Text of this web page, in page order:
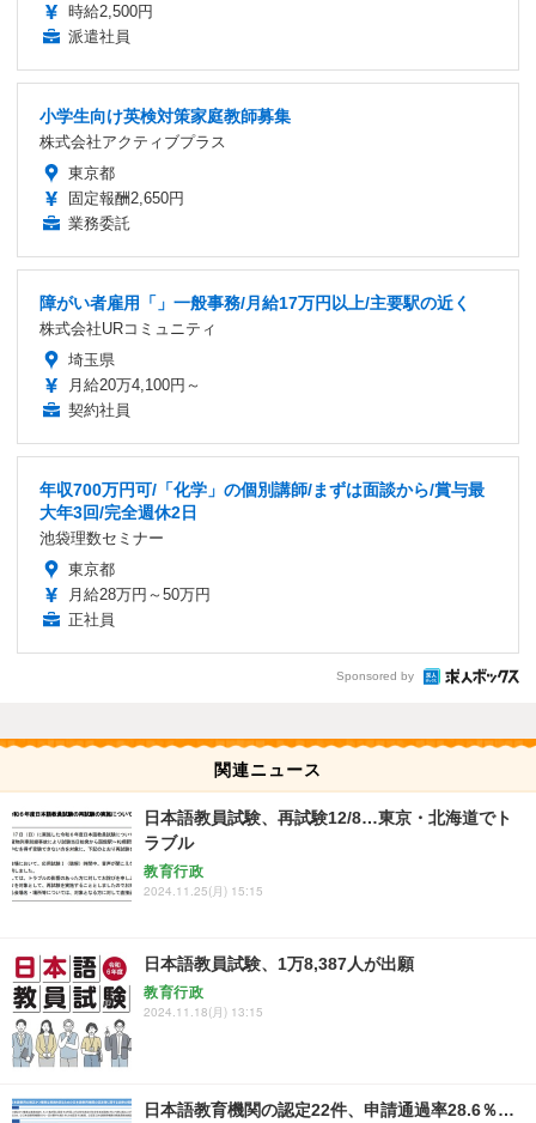
時給2,500円
派遣社員
小学生向け英検対策家庭教師募集
株式会社アクティブプラス
東京都
固定報酬2,650円
業務委託
障がい者雇用「」一般事務/月給17万円以上/主要駅の近く
株式会社URコミュニティ
埼玉県
月給20万4,100円～
契約社員
年収700万円可/「化学」の個別講師/まずは面談から/賞与最
大年3回/完全週休2日
池袋理数セミナー
東京都
月給28万円～50万円
正社員
Sponsored by
関連ニュース
日本語教員試験、再試験12/8…東京・北海道でト
ラブル
教育行政
2024.11.25(月) 15:15
日本語教員試験、1万8,387人が出願
教育行政
2024.11.18(月) 13:15
日本語教育機関の認定22件、申請通過率28.6％…